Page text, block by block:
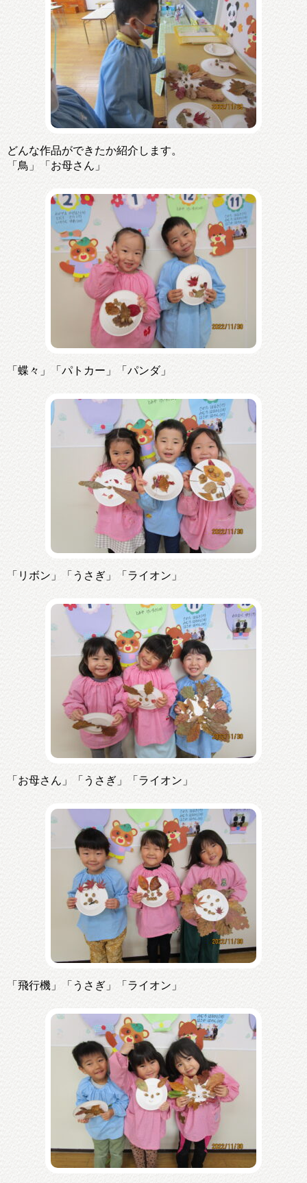
どんな作品ができたか紹介します。
「鳥」「お母さん」
「蝶々」「パトカー」「パンダ」
「リボン」「うさぎ」「ライオン」
「お母さん」「うさぎ」「ライオン」
「飛行機」「うさぎ」「ライオン」